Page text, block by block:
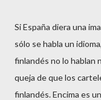
Si España diera una
sólo se habla un
finlandés no lo hablan
queja de que los
finlandés. Encima es